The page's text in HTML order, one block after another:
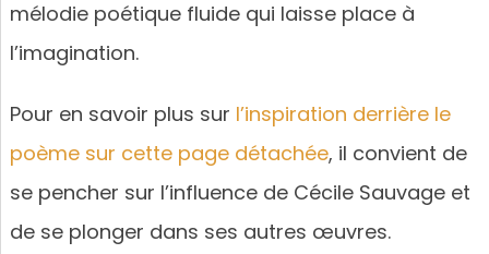
mélodie poétique fluide qui laisse place à
l’imagination.
Pour en savoir plus sur l’inspiration derrière le
poème sur cette page détachée, il convient de
se pencher sur l’influence de Cécile Sauvage et
de se plonger dans ses autres œuvres.